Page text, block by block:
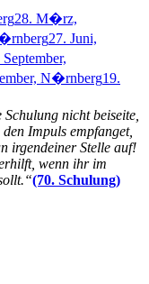
28. M�rz,
27. Juni,
September,
N�rnberg19.
Schulung nicht beiseite,
Impuls empfanget,
irgendeiner Stelle auf!
wenn ihr im
(70. Schulung)